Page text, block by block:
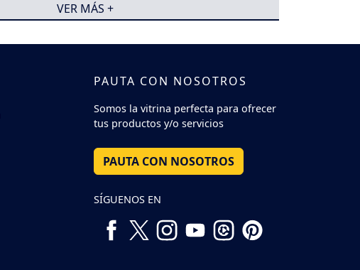
VER MÁS +
PAUTA CON NOSOTROS
Somos la vitrina perfecta para ofrecer
tus productos y/o servicios
PAUTA CON NOSOTROS
SÍGUENOS EN